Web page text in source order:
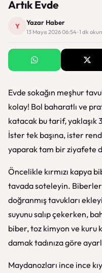
Artık Evde
Y Yazar Haber
13 Mayıs 2026 06:54 · 1 dk
Evde sokağın meşhur
kolay! Bol baharatlı ve
katacak bu tarif, yaklaşık
İster tek başına, ister
yaparak tam bir ziyafete
Öncelikle kırmızı kapya
tavada soteleyin. Biberler
doğranmış tavukları
suyunu salıp çekerken,
biber, toz kimyon ve kuru
damak tadınıza göre
Maydanozları ince ince